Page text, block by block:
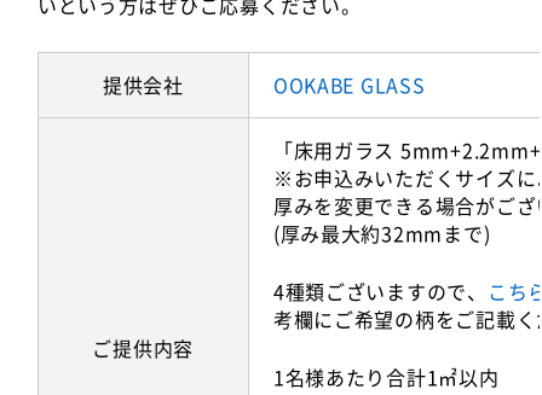
提供会社 OOKABE GLASS
ご提供内容
「床用ガラス
※お申込みいただくサイズ
厚みを変更できる場合がご
(厚み最大約32mmまで)
4種類ございますので、 こち
考欄にご希望の柄をご記載
1名様あたり合計1㎡以内